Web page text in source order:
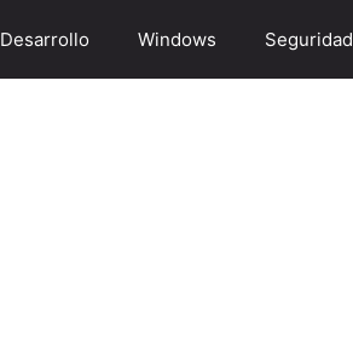
Desarrollo Windows Seguridad